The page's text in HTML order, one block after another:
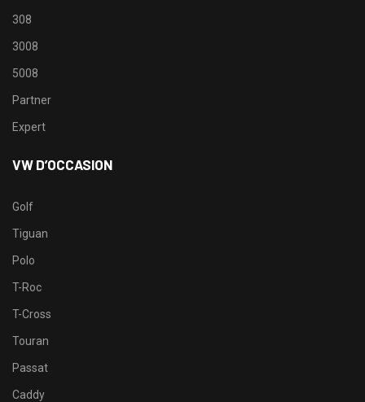
308
3008
5008
Partner
Expert
VW D’OCCASION
Golf
Tiguan
Polo
T-Roc
T-Cross
Touran
Passat
Caddy